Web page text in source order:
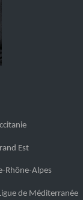
itanie
Est
Rhône-Alpes
de Méditerranée